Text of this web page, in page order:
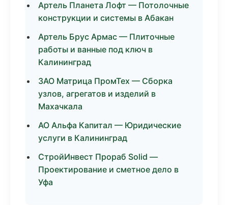
Артель Планета Лофт — Потолочные
конструкции и системы в Абакан
Артель Брус Армас — Плиточные
работы и ванные под ключ в
Калининград
ЗАО Матрица ПромТех — Сборка
узлов, агрегатов и изделий в
Махачкала
АО Альфа Капитал — Юридические
услуги в Калининград
СтройИнвест Прораб Solid —
Проектирование и сметное дело в
Уфа